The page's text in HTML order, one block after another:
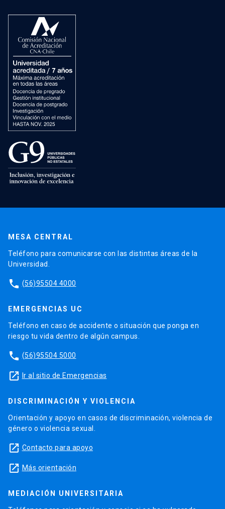
MESA CENTRAL
Teléfono para comunicarse con las distintas áreas de la
Universidad.
phone (56)95504 4000
EMERGENCIAS UC
Teléfono en caso de accidente o situación que ponga en
riesgo tu vida dentro de algún campus.
phone (56)95504 5000
launch Ir al sitio de Emergencias
DISCRIMINACIÓN Y VIOLENCIA
Orientación y apoyo en casos de discriminación, violencia de
género o violencia sexual.
launch Contacto para apoyo
launch Más orientación
MEDIACIÓN UNIVERSITARIA